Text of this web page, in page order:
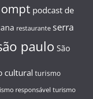
ompt podcast de
restaurante serra
paulo São
cultural turismo
responsável turismo